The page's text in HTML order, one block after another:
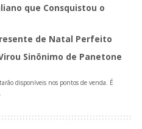
que Consquistou o
de Natal Perfeito
Sinônimo de Panetone
disponíveis nos pontos de venda. É